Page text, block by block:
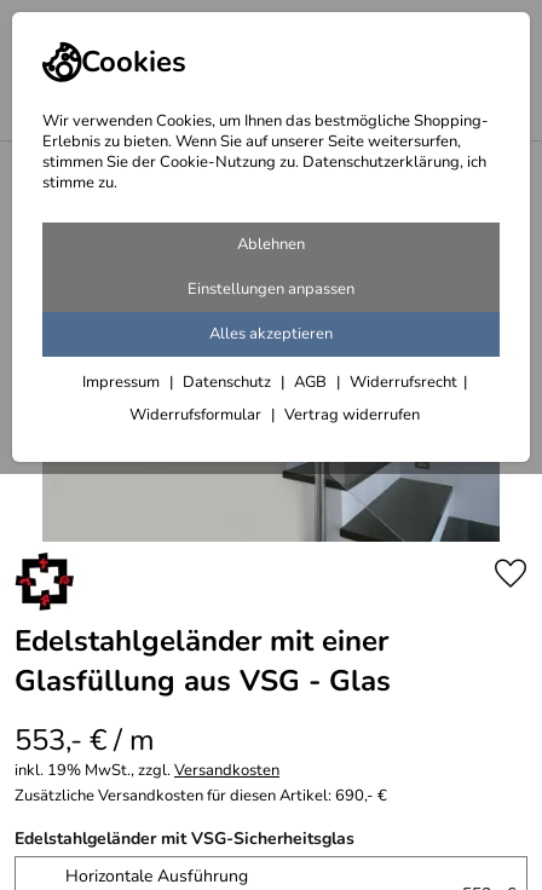
Cookies
Wir verwenden Cookies, um Ihnen das bestmögliche Shopping-
Erlebnis zu bieten. Wenn Sie auf unserer Seite weitersurfen,
stimmen Sie der Cookie-Nutzung zu. Datenschutzerklärung, ich
stimme zu.
Ablehnen
Einstellungen anpassen
Alles akzeptieren
Impressum Datenschutz AGB
Widerrufsrecht
Widerrufsformular
Vertrag widerrufen
Treppengeländer aus Edelstahl - Edelstahlgeländer
Edelstahlgeländer mit einer
Glasfüllung aus VSG - Glas
553,- € / m
inkl. 19% MwSt., zzgl.Versandkosten
Zusätzliche Versandkosten für diesen Artikel: 690,- €
Edelstahlgeländer mit VSG-Sicherheitsglas
Horizontale Ausführung